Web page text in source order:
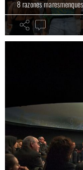
8 razones